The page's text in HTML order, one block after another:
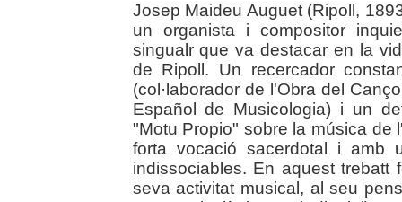
Josep Maideu Auguet (Ripoll,
un organista i compositor
singualr que va destacar en la
de Ripoll. Un recercador
(col·laborador de l'Obra del
Español de Musicologia) i un
"Motu Propio" sobre la música de
forta vocació sacerdotal i amb
indissociables. En aquest
seva activitat musical, al seu